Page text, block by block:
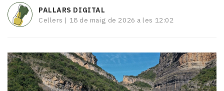
Mai
tant!
TV
mitjans
El
temps
Reportatges
PALLARS DIGITAL
Cellers | 18 de maig de 2026 a les 12:02